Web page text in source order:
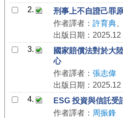
2.
刑事上不自證己罪
作者譯者： 許育典
出版日期：2025.12
3.
國家賠償法對於大
心
作者譯者： 張志偉
出版日期：2025.12
4.
ESG 投資與信託受
作者譯者： 周振鋒